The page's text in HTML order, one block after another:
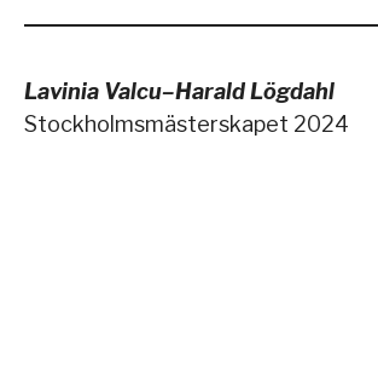
Lavinia Valcu–Harald Lögdahl
Stockholmsmästerskapet 2024